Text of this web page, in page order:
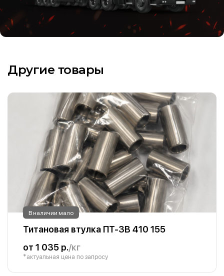
Другие товары
В наличии мало
Титановая втулка ПТ-3В 410 155
от 1 035 р./кг
*актуальная цена по запросу